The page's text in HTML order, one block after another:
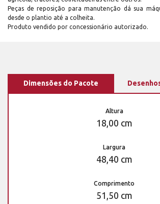
Peças de reposição para manutenção dá sua
desde o plantio até a colheita.
Produto vendido por concessionário autorizado.
Dimensões do Pacote
Altura
18,00 cm
Largura
48,40 cm
Comprimento
51,50 cm